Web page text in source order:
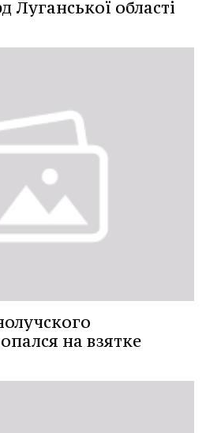
Луганської області
на взятке